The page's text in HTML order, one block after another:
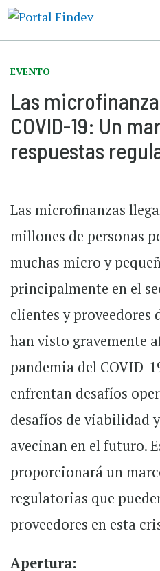
EVENTO
Las
COVID-19: Un
respuestas
Las microfinanzas
millones de personas
muchas micro y
principalmente en el
clientes y proveedores
han visto gravemente
pandemia del COVID-
enfrentan desafíos
desafíos de viabilidad
avecinan en el futuro.
proporcionará un
regulatorias que
proveedores en esta
Apertura: